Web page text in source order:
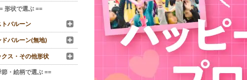
形状で選ぶ ==
バルーン
ドバルーン(無地)
クス・その他形状
節・絵柄で選ぶ ==